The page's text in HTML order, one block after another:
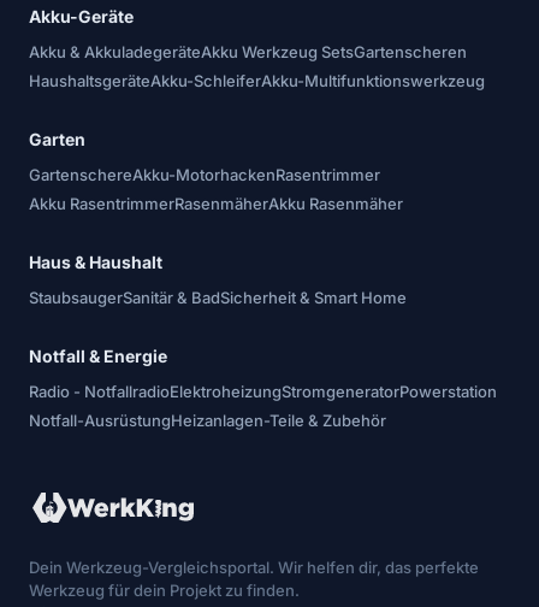
Akku-Geräte
Akku & AkkuladegeräteAkku Werkzeug SetsGartenscheren
HaushaltsgeräteAkku-SchleiferAkku-Multifunktionswerkzeug
Garten
GartenschereAkku-MotorhackenRasentrimmer
Akku RasentrimmerRasenmäherAkku Rasenmäher
Haus & Haushalt
StaubsaugerSanitär & BadSicherheit & Smart Home
Notfall & Energie
Radio - NotfallradioElektroheizungStromgeneratorPowerstation
Notfall-AusrüstungHeizanlagen-Teile & Zubehör
Dein Werkzeug-Vergleichsportal. Wir helfen dir, das perfekte
Werkzeug für dein Projekt zu finden.